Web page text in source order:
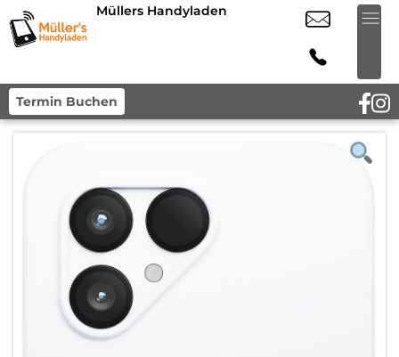
Müllers Handyladen
Termin Buchen